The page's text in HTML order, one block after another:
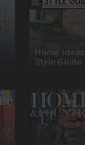
Home Ideas
Style Guide